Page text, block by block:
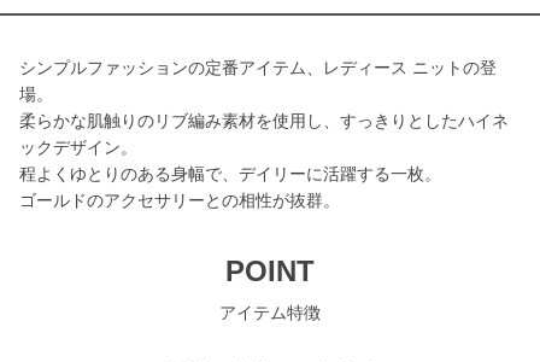
シンプルファッションの定番アイテム、レディース ニットの登
場。
柔らかな肌触りのリブ編み素材を使用し、すっきりとしたハイネ
ックデザイン。
程よくゆとりのある身幅で、デイリーに活躍する一枚。
ゴールドのアクセサリーとの相性が抜群。
POINT
アイテム特徴